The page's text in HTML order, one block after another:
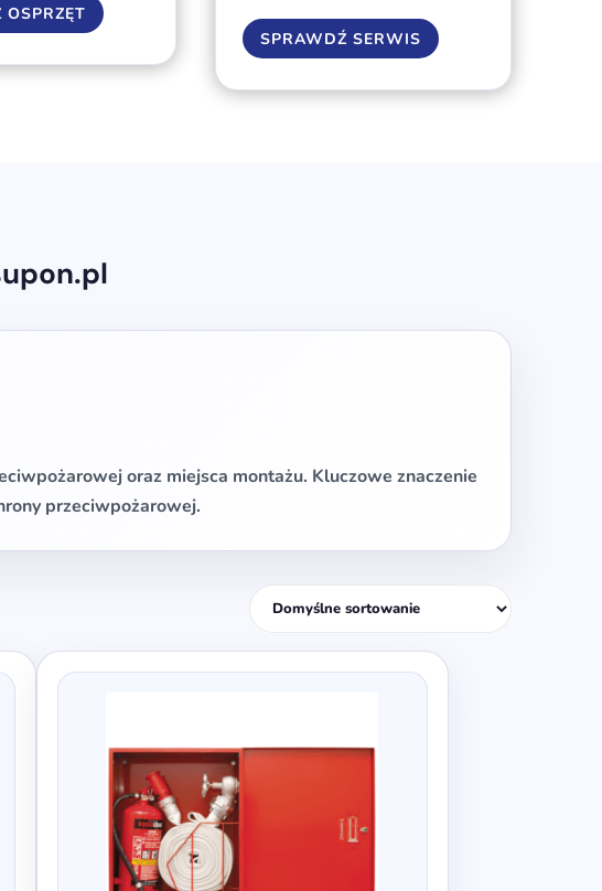
OSPRZĘT
SPRAWDŹ SERWIS
oraz miejsca montażu. Kluczowe znaczenie
przeciwpożarowej.